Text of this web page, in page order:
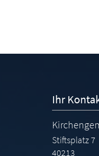
Ihr
Stiftsplatz 7
40213